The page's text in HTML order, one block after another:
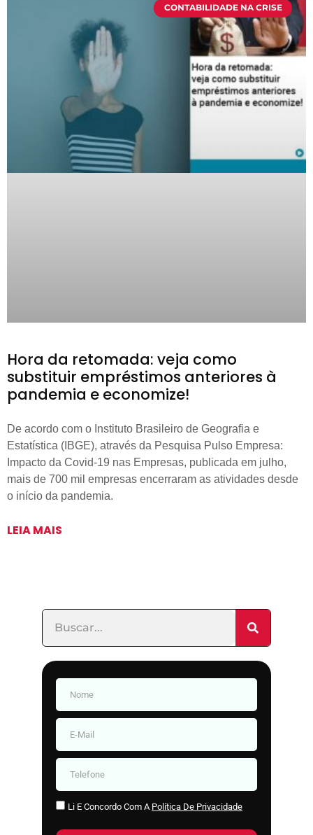
CONTABILIDADE NA CRISE
Hora da retomada: veja como
substituir empréstimos anteriores à
pandemia e economize!
De acordo com o Instituto Brasileiro de Geografia e
Estatística (IBGE), através da Pesquisa Pulso Empresa:
Impacto da Covid-19 nas Empresas, publicada em julho,
mais de 700 mil empresas encerraram as atividades desde
o início da pandemia.
LEIA MAIS
Li E Concordo Com A Política De Privacidade